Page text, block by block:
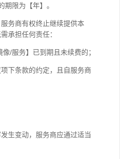
期限为【年】。
务商有权终止继续提供本
承担任何责任：
像/服务】已到期且未续费的；
下条款的约定，且自服务商
生变动，服务商应通过适当